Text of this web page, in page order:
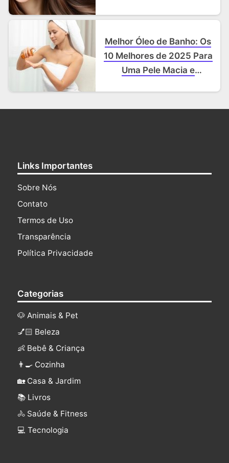
Melhor Óleo de Banho: Os
10 Melhores de 2025 Para
Uma Pele Macia e
Links Importantes
Sobre Nós
Contato
Termos de Uso
Transparência
Política Privacidade
Categorias
🐶 Animais & Pet
💅🏻 Beleza
👶 Bebê & Criança
👨‍🍳 Cozinha
🏡 Casa & Jardim
📚 Livros
🚴 Saúde & Fitness
‍💻 Tecnologia